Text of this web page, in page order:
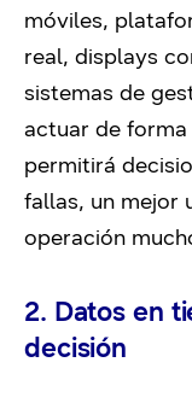
móviles,
real, displays
sistemas de
actuar de
permitirá
fallas, un mejor
operación
2. Datos en
decisión